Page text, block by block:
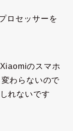
ロセッサーを
のスマホ
わらないので
れないです